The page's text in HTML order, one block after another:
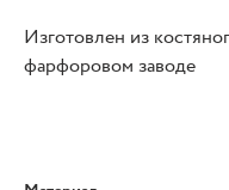
Изготовлен из
фарфоровом заводе